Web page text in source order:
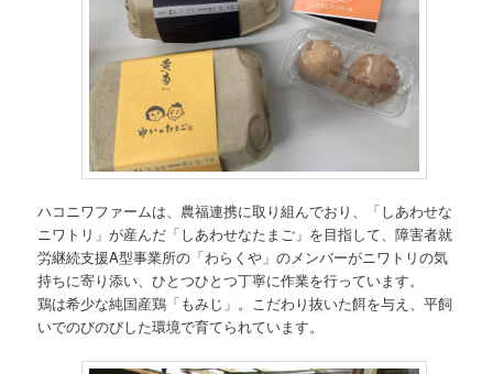
ハコニワファームは、農福連携に取り組んでおり、「しあわせな
ニワトリ」が産んだ「しあわせなたまご」を目指して、障害者就
労継続支援A型事業所の「わらくや」のメンバーがニワトリの気
持ちに寄り添い、ひとつひとつ丁寧に作業を行っています。
鶏は希少な純国産鶏「もみじ」。こだわり抜いた餌を与え、平飼
いでのびのびした環境で育てられています。